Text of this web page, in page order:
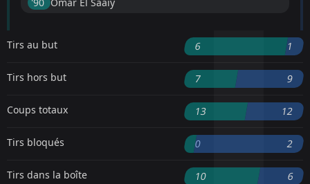
'90 ︎ Omar El Saaiy
Tirs au but 6 1
Tirs hors but 7 9
Coups totaux 13 12
Tirs bloqués 0 2
Tirs dans la boîte 10 6